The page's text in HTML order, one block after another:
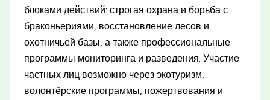
блоками действий: строгая охрана и борьба с
браконьериями, восстановление лесов и
охотничьей базы, а также профессиональные
программы мониторинга и разведения. Участие
частных лиц возможно через экотуризм,
волонтёрские программы, пожертвования и